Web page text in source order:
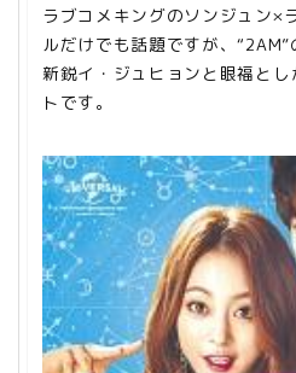
ラブコメキングのソンジュン×
ルだけでも話題ですが、
新鋭イ ・ ジュヒョンと眼福と
トです。